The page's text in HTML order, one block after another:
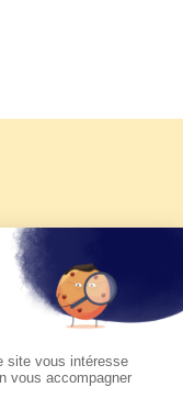
2026 de KTO
pape Léon
sur KTO le